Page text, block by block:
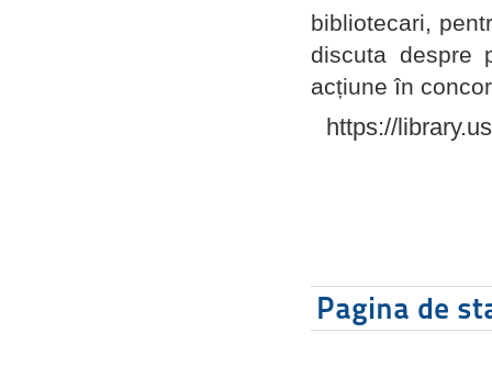
bibliotecari,
discuta despre
acțiune în
https://
Pagina de